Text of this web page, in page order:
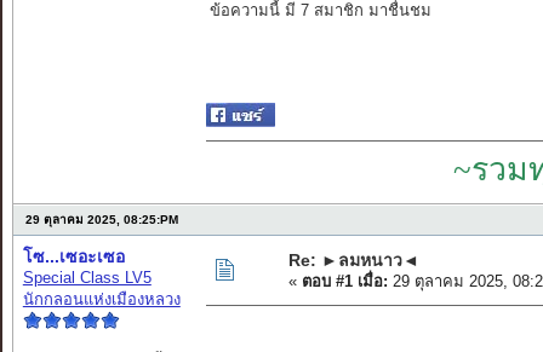
ข้อความนี้ มี 7 สมาชิก มาชื่นชม
~รวม
29 ตุลาคม 2025, 08:25:PM
โซ...เซอะเซอ
Special Class LV5
นักกลอนแห่งเมืองหลวง
Re: ►ลมหนาว◄
« ตอบ #1 เมื่อ: 29 ตุลาคม 2025,